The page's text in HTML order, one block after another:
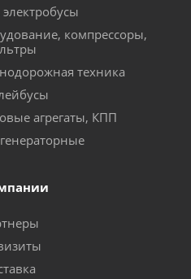
компрессоры,
техника
агрегаты, КПП